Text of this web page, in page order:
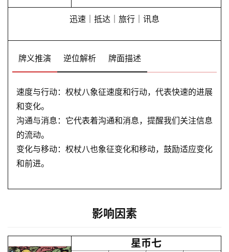
迅速｜抵达｜旅行｜讯息
牌义推演 逆位解析 牌面描述
速度与行动：权杖八象征速度和行动，代表快速的进展
和变化。
沟通与消息：它代表着沟通和消息，提醒我们关注信息
的流动。
变化与移动：权杖八也象征变化和移动，鼓励适应变化
和前进。
影响因素
星币七